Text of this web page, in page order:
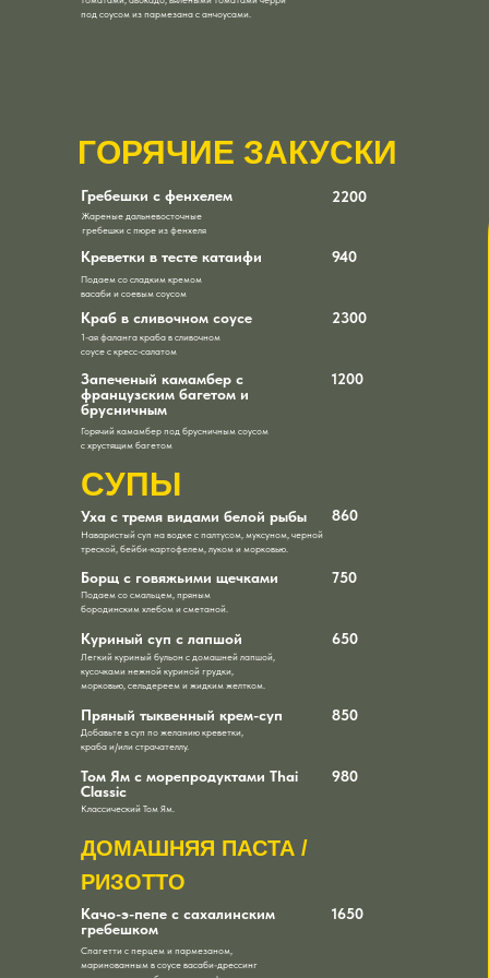
под соусом из пармезана с анчоусами.
Гребешки с фенхелем
Креветки в тесте катаифи
Краб в сливочном соусе
Запеченый камамбер с
французским багетом и
брусничным
Уха с тремя видами белой рыбы
Борщ с говяжьими щечками
Куриный суп с лапшой
Пряный тыквенный крем-суп
Том Ям с морепродуктами Thai
Classiс
Качо-э-пепе с сахалинским
гребешком
ГОРЯЧИЕ ЗАКУСКИ
ДОМАШНЯЯ ПАСТА /
РИЗОТТО
СУПЫ
2200
940
2300
1200
860
750
650
850
980
1650
Жареные дальневосточные
гребешки с пюре из фенхеля
Подаем со сладким кремом
васаби и соевым соусом
1-ая фаланга краба в сливочном
соусе с кресс-салатом
Горячий камамбер под брусничным соусом
с хрустящим багетом
Наваристый суп на водке с палтусом, муксуном, черной
треской, бейби-картофелем, луком и морковью.
Подаем со смальцем, пряным
бородинским хлебом и сметаной.
Легкий куриный бульон с домашней лапшой,
кусочками нежной куриной грудки,
морковью, сельдереем и жидким желтком.
Добавьте в суп по желанию креветки,
краба и/или страчателлу.
Классический Том Ям.
Спагетти с перцем и пармезаном,
маринованным в соусе васаби-дрессинг